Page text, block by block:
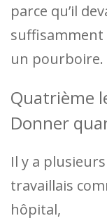
parce qu’il
suffisamment
un pourboire.
Quatrième
Donner
Il y a
travaillais
hôpital,